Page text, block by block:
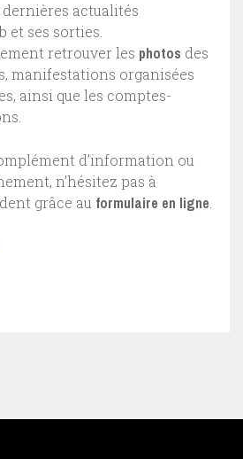
actualités
et ses sorties.
retrouver les photos des
manifestations organisées
ainsi que les comptes-
d’information ou
n’hésitez pas à
grâce au formulaire en ligne